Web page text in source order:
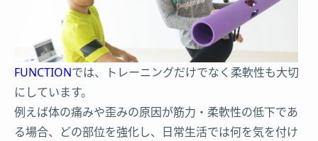
FUNCTIONでは、トレーニングだけでなく柔軟性も大切
にしています。
例えば体の痛みや歪みの原因が筋力・柔軟性の低下であ
る場合、どの部位を強化し、日常生活では何を気を付け